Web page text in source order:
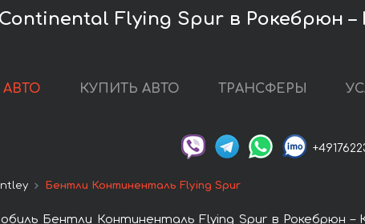
Flying Spur в Рокебрюн
КУПИТЬ АВТО ТРАНСФЕРЫ
Бентли Континенталь Flying Spur
Бентли Континенталь Flying Spur в Рокебрюн